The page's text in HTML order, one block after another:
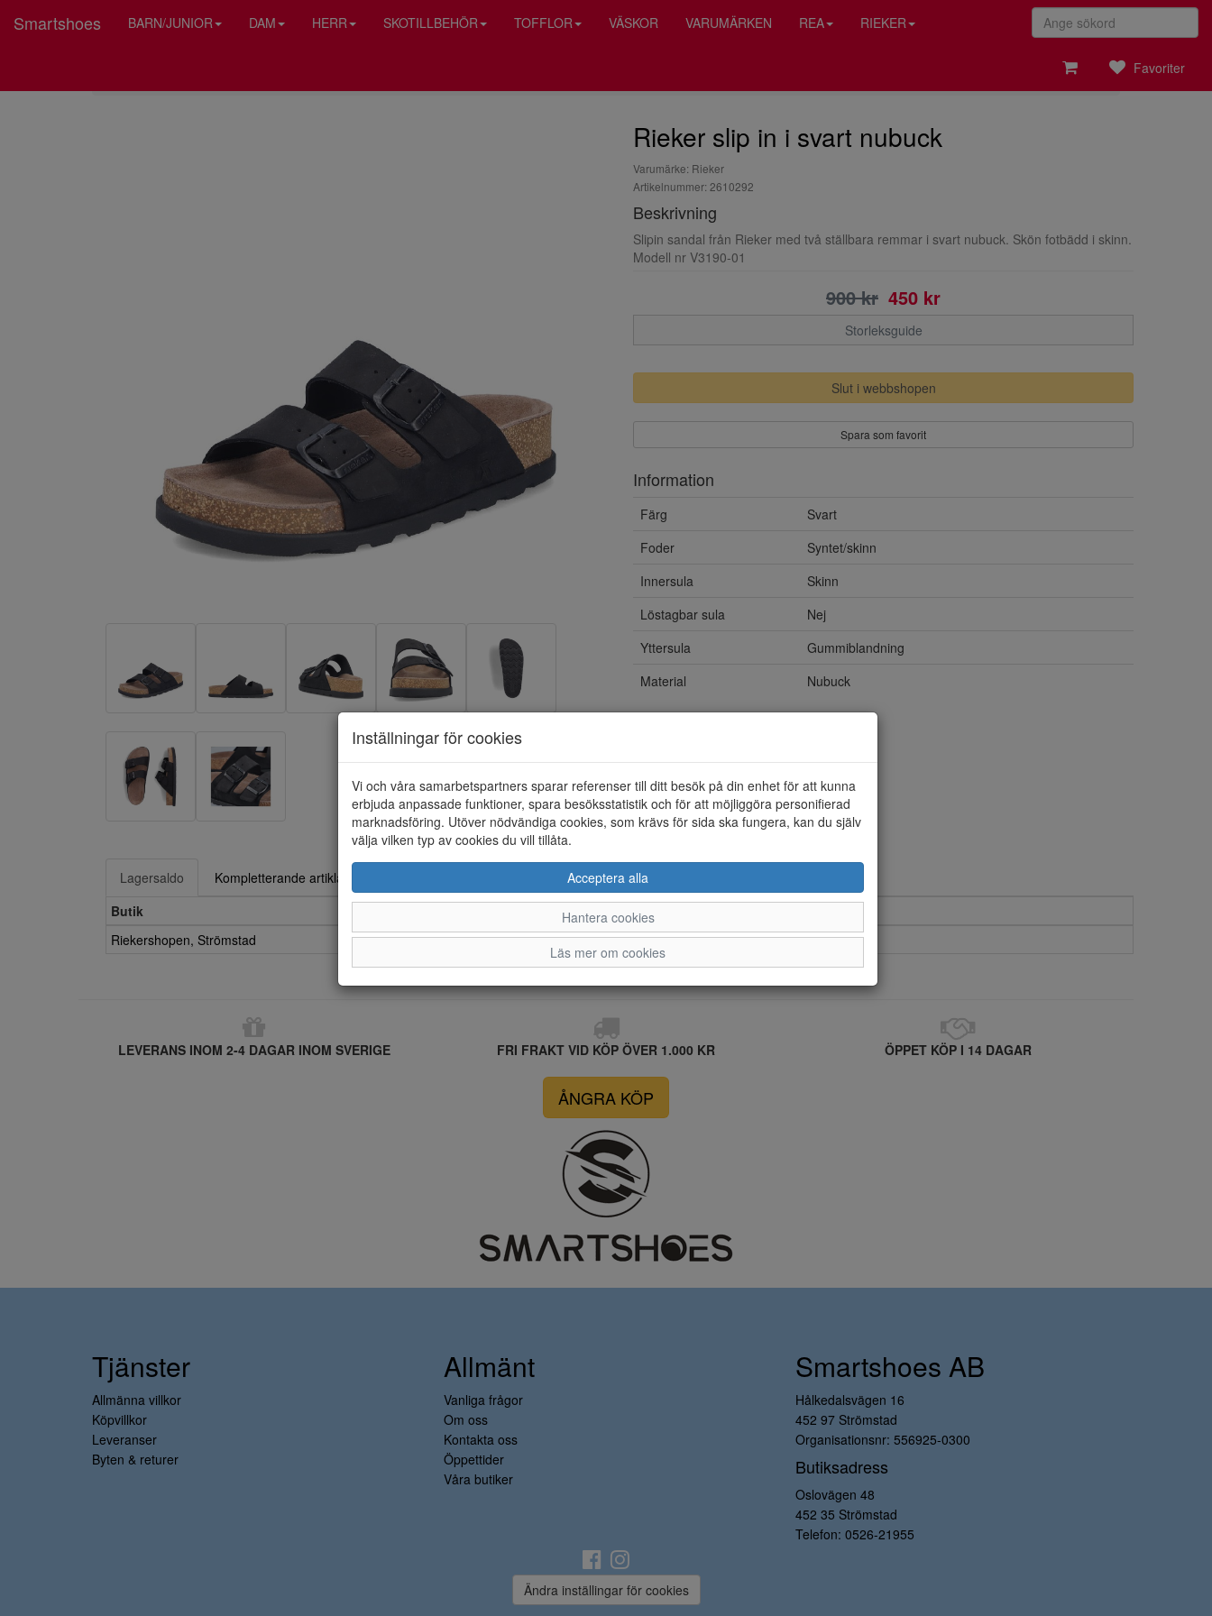
Smartshoes BARN/JUNIOR DAM HERR SKOTILLBEHÖR TOFFLOR VÄSKOR VARUMÄRKEN REA RIEKER
Favoriter
Rieker slip in i svart nubuck
Varumärke: Rieker
Artikelnummer: 2610292
Beskrivning
Slipin sandal från Rieker med två ställbara remmar i svart nubuck. Skön fotbädd i skinn.
Modell nr V3190-01
900 kr 450 kr
Storleksguide
Slut i webbshopen
Spara som favorit
Information
Färg
Svart
Foder
Syntet/skinn
Innersula
Skinn
Löstagbar sula
Nej
Yttersula
Gummiblandning
Material
Nubuck
Lagersaldo
Kompletterande artiklar
Butik
Riekershopen, Strömstad
LEVERANS INOM 2-4 DAGAR INOM SVERIGE FRI FRAKT VID KÖP ÖVER 1.000 KR ÖPPET KÖP I 14 DAGAR
ÅNGRA KÖP
Inställningar för cookies
Vi och våra samarbetspartners sparar referenser till ditt besök på din enhet för att kunna
erbjuda anpassade funktioner, spara besöksstatistik och för att möjliggöra personifierad
marknadsföring. Utöver nödvändiga cookies, som krävs för sida ska fungera, kan du själv
välja vilken typ av cookies du vill tillåta.
Acceptera alla
Hantera cookies
Läs mer om cookies
Tjänster
Allmänna villkor
Köpvillkor
Leveranser
Byten & returer
Allmänt
Vanliga frågor
Om oss
Kontakta oss
Öppettider
Våra butiker
Smartshoes AB
Hålkedalsvägen 16
452 97 Strömstad
Organisationsnr: 556925-0300
Butiksadress
Oslovägen 48
452 35 Strömstad
Telefon: 0526-21955
Ändra inställingar för cookies